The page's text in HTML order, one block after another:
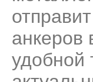
анкеров
удобной